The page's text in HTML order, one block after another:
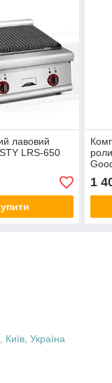
лавовий
LRS-650
1
Україна